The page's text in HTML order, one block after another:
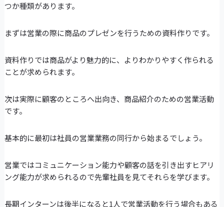
つか種類があります。
まずは営業の際に商品のプレゼンを行うための資料作りです。
資料作りでは商品がより魅力的に、よりわかりやすく作られる
ことが求められます。
次は実際に顧客のところへ出向き、商品紹介のための営業活動
です。
基本的に最初は社員の営業業務の同行から始まるでしょう。
営業ではコミュニケーション能力や顧客の話を引き出すヒアリ
ング能力が求められるので先輩社員を見てそれらを学びます。
長期インターンは後半になると1人で営業活動を行う場合もある